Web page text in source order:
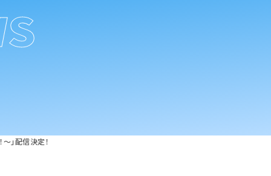
」配信決定！